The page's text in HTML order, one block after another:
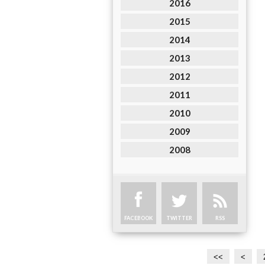
2016
2015
2014
2013
2012
2011
2010
2009
2008
FACEBOOK TWITTER RSS
<< <